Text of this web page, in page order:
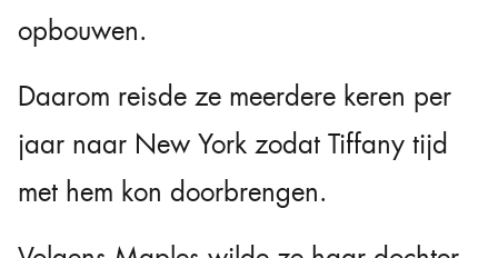
opbouwen.
Daarom reisde ze meerdere keren per
jaar naar New York zodat Tiffany tijd
met hem kon doorbrengen.